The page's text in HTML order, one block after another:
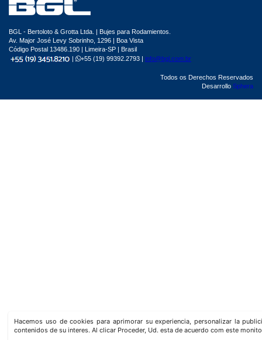
Hacemos uso de cookies para aprimorar su experiencia, personalizar la
contenidos de su interes. Al clicar Proceder, Ud. esta de acuerdo com este
BGL - Bertoloto & Grotta Ltda. | Bujes para Rodamientos.
Av. Major José Levy Sobrinho, 1296 | Boa Vista
Código Postal 13486.190 | Limeira-SP | Brasil
|
+55 (19) 99392.2793 | info@bgl.com.br
Todos os Derechos Reservados
Desarrollo Sphera